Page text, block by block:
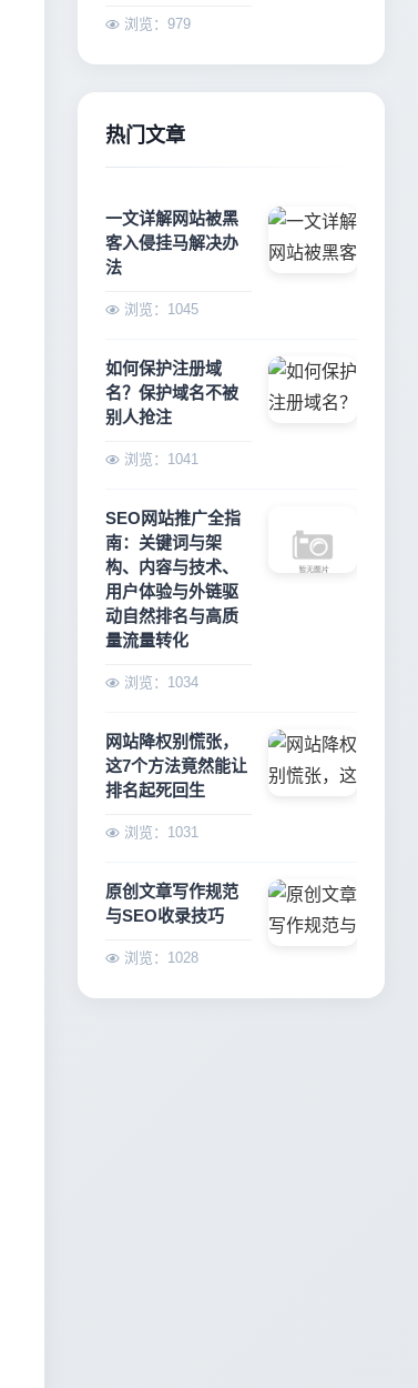
浏览：979
热门文章
一文详解网站被黑
客入侵挂马解决办
法
浏览：1045
如何保护注册域
名？保护域名不被
别人抢注
浏览：1041
SEO网站推广全指
南：关键词与架
构、内容与技术、
用户体验与外链驱
动自然排名与高质
量流量转化
浏览：1034
网站降权别慌张，
这7个方法竟然能让
排名起死回生
浏览：1031
原创文章写作规范
与SEO收录技巧
浏览：1028